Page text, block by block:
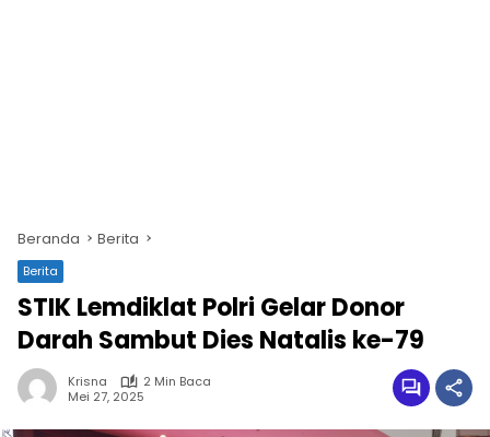
Beranda Berita
Berita
STIK Lemdiklat Polri Gelar Donor
Darah Sambut Dies Natalis ke-79
Krisna
2 Min Baca
Mei 27, 2025